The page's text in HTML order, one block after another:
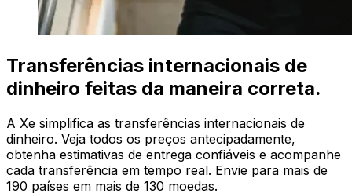
Transferências internacionais de
dinheiro feitas da maneira correta.
A Xe simplifica as transferências internacionais de
dinheiro. Veja todos os preços antecipadamente,
obtenha estimativas de entrega confiáveis e acompanhe
cada transferência em tempo real. Envie para mais de
190 países em mais de 130 moedas.